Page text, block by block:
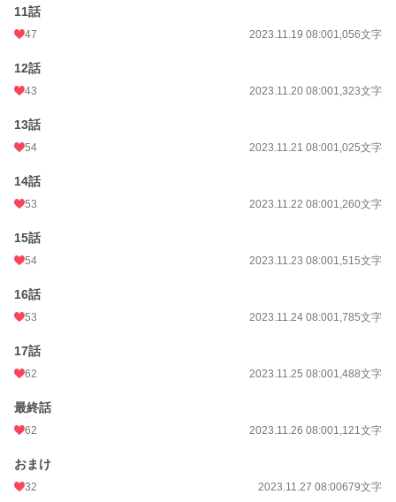
11話
47 2023.11.19 08:001,056文字
12話
43 2023.11.20 08:001,323文字
13話
54 2023.11.21 08:001,025文字
14話
53 2023.11.22 08:001,260文字
15話
54 2023.11.23 08:001,515文字
16話
53 2023.11.24 08:001,785文字
17話
62 2023.11.25 08:001,488文字
最終話
62 2023.11.26 08:001,121文字
おまけ
32 2023.11.27 08:00679文字